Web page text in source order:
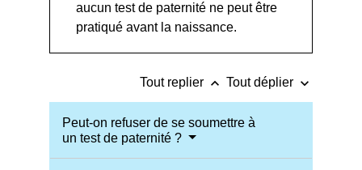
aucun test de paternité ne peut être
pratiqué avant la naissance.
Tout replier keyboard_arrow_up Tout déplier keyboard_arrow_down
Peut-on refuser de se soumettre à
un test de paternité ?